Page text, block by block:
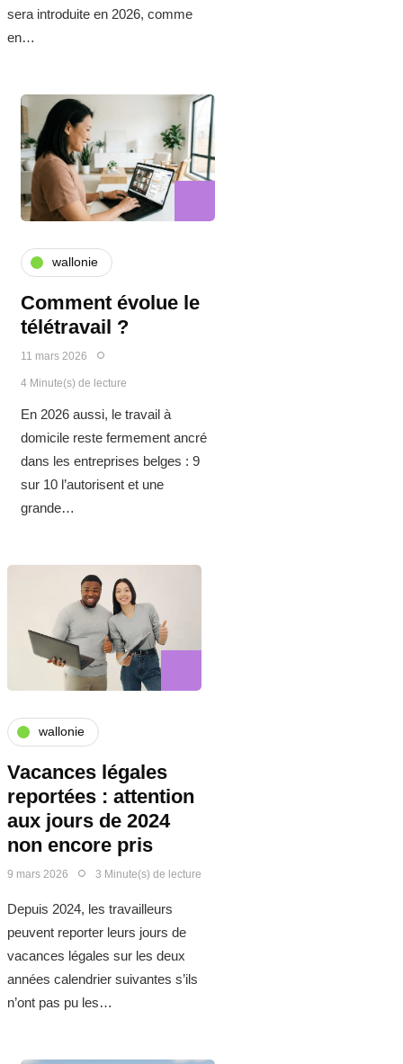
sera introduite en 2026, comme
en…
wallonie
Comment évolue le
télétravail ?
11 mars 2026
4 Minute(s) de lecture
En 2026 aussi, le travail à
domicile reste fermement ancré
dans les entreprises belges : 9
sur 10 l’autorisent et une
grande…
wallonie
Vacances légales
reportées : attention
aux jours de 2024
non encore pris
9 mars 2026 3 Minute(s) de lecture
Depuis 2024, les travailleurs
peuvent reporter leurs jours de
vacances légales sur les deux
années calendrier suivantes s’ils
n’ont pas pu les…